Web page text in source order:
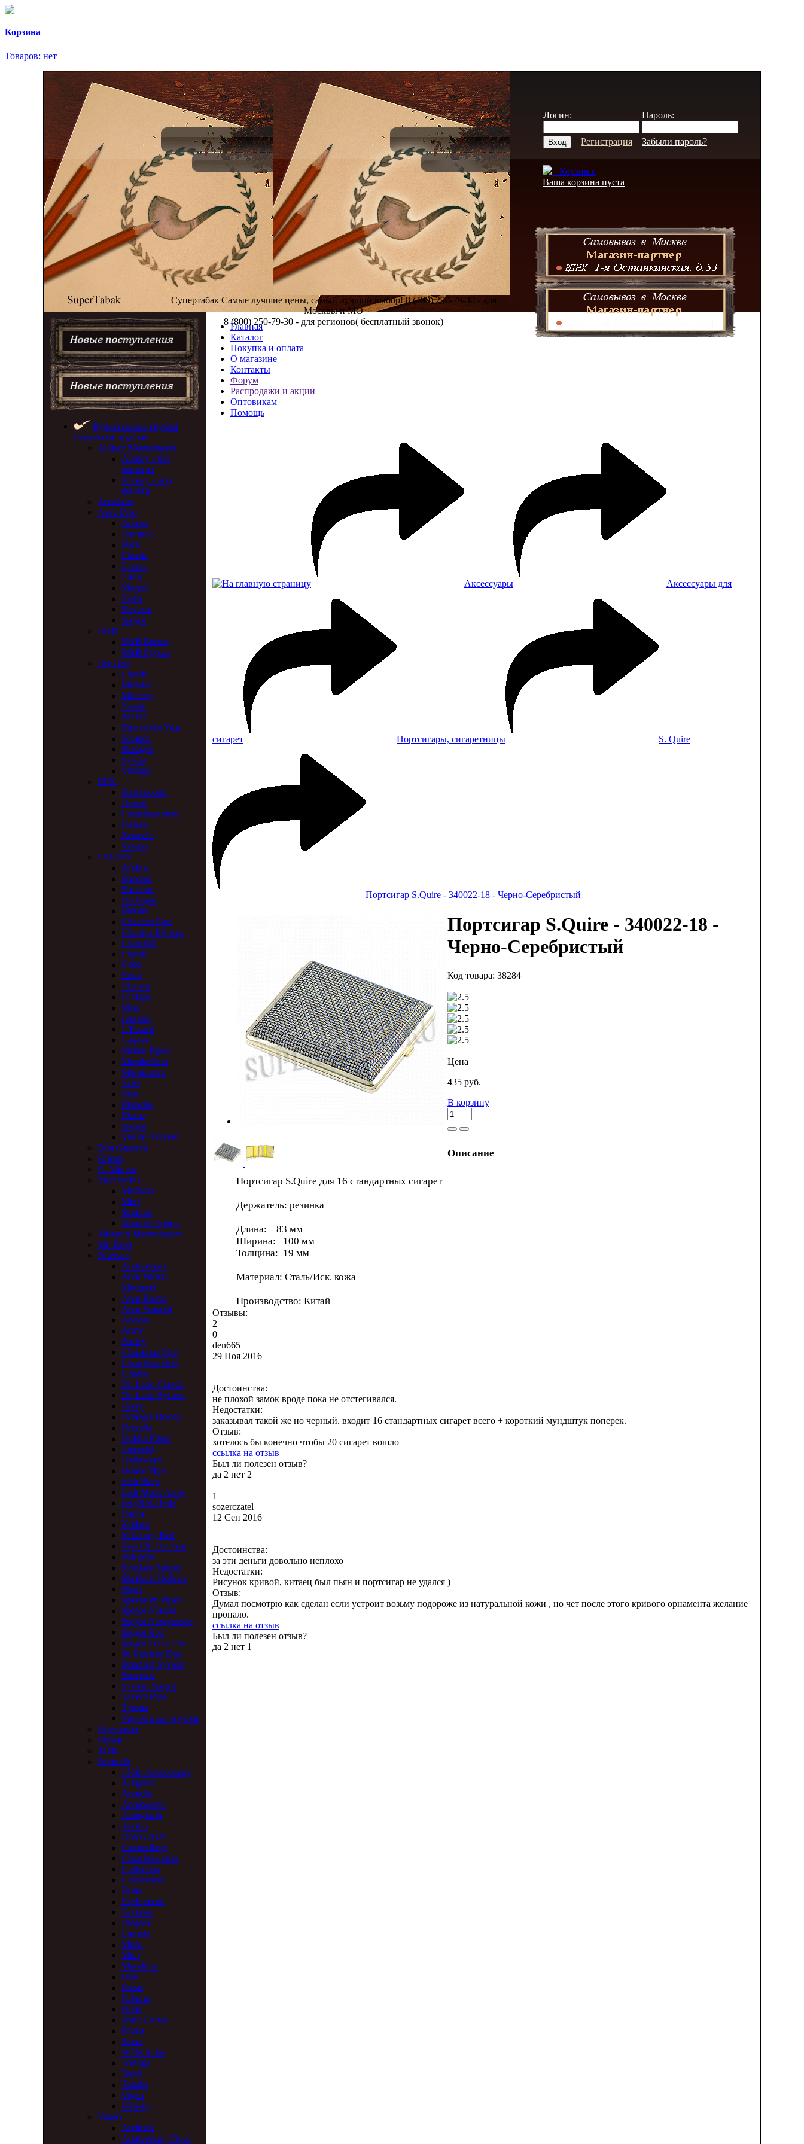
Корзина
Товаров: нет
Супертабак Самые лучшие цены, самый лучший выбор! 8 (499) 290-79-30 - для
Москвы и МО
8 (800) 250-79-30 - для регионов( бесплатный звонок)
Логин: Пароль:
Регистрация Забыли пароль?
Корзина:
Ваша корзина пуста
Курительные трубки
Серийные трубки
Altinay Meerschaum
Altinay - без
фильтра
Altinay - под
фильтр
Amadeus
Astra Pipe
Aurora
Bamboo
Berk
Classic
Comet
Luna
Magnit
Nova
Reverse
Spigot
B&B
B&B Бриар
B&B Груша
Big Ben
Classic
Maestro
Mercury
Nautic
Pacific
Pipe of the Year
Scorpio
Starlight
Sylvia
Vintage
BPK
Beechwood
Bonzo
Churchwarden
Jockey
Kenvelo
Kenyo
Chacom
Alpina
Baccara
Baroque
Berlingot
Bienne
Chacom Pipe
Champs Elysees
Churchill
Classic
Cuba
Erica
Flumen
Ginkgo
Ideal
Jurassic
L'Essard
Laquee
Maitre-Pipier
Montbrillant
Montmartre
Noel
Pirat
Pistache
Plume
Spigot
Vieille Bruyere
Don Gustavo
Falcon
G. Mineto
Marchesini
Medium
Mini
Standart
Standart Spigot
Missouri Meerschaum
Mr. Brog
Peterson
Anniversary
Aran Nickel
Mounted
Aran Rustic
Aran Smooth
Arklow
Army
Barley
Christmas Pipe
Churchwarden
Cobble
De Luxe Classic
De Luxe System
Derry
Donegal Rocky
Dracula
Dublin Filter
Emerald
Halloween
House Pipe
Irish Harp
Irish Made Army
Jekyll & Hyde
Junior
Kildare
Killarney Red
Pipe Of The Year
Pub pipe
Rosslare Spigot
Sherlock Holmes
Short
Speciality Pipes
Spigot Natural
Spigot Newgrange
Spigot Red
Spigot Terracotta
St. Patricks Day
Standard System
Supreme
System Spigot
Tavern Pipe
Tyrone
Уценённые трубки
Pipemaster
Pipsan
Sahin
Savinelli
150th Anniversary
Alligator
Arancia
Arcobaleno
Autograph
Avorio
Bosco 2025
Camouflage
Churchwarden
Collection
Colombina
Dune
Esploratore
Fantasia
Fragola
Lunaria
Miele
Mini
Morellina
One
Oscar
Paloma
Petite
Porto Cervo
Roma
Sasso
St.Nicholas
Tortuga
Trevi
Tundra
Vigna
Whisky
Vauen
Ambrosi
Anniversary Pipes
Главная
Каталог
Покупка и оплата
О магазине
Контакты
Форум
Распродажи и акции
Оптовикам
Помощь
Аксессуары Аксессуары для
сигарет Портсигары, сигаретницы S. Quire
Портсигар S.Quire - 340022-18 - Черно-Серебристый
Портсигар S.Quire - 340022-18 -
Черно-Серебристый
Код товара: 38284
Цена
435 руб.
В корзину
Описание
Портсигар S.Quire для 16 стандартных сигарет
Держатель: резинка
Длина: 83 мм
Ширина: 100 мм
Толщина: 19 мм
Материал: Сталь/Иск. кожа
Производство: Китай
Отзывы:
2
0
den665
29 Ноя 2016
Достоинства:
не плохой замок вроде пока не отстегивался.
Недостатки:
заказывал такой же но черный. входит 16 стандартных сигарет всего + короткий мундштук поперек.
Отзыв:
хотелось бы конечно чтобы 20 сигарет вошло
ссылка на отзыв
Был ли полезен отзыв?
да 2 нет 2
1
sozerczatel
12 Сен 2016
Достоинства:
за эти деньги довольно неплохо
Недостатки:
Рисунок кривой, китаец был пьян и портсигар не удался )
Отзыв:
Думал посмотрю как сделан если устроит возьму подороже из натуральной кожи , но чет после этого кривого орнамента желание
пропало.
ссылка на отзыв
Был ли полезен отзыв?
да 2 нет 1